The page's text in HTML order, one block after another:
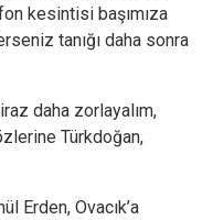
kesintisi başımıza
tanığı daha sonra
daha zorlayalım,
Türkdoğan,
Erden, Ovacık’a